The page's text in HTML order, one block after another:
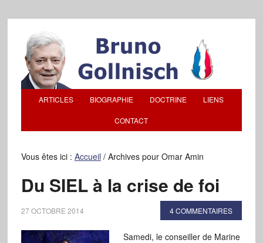
ARTICLES BIOGRAPHIE DOCTRINE LIENS
CONTACT
Vous êtes ici : Accueil /Archives pour Omar Amin
Du SIEL à la crise de foi
27 OCTOBRE 2014 4 COMMENTAIRES
Samedi, le conseiller de Marine